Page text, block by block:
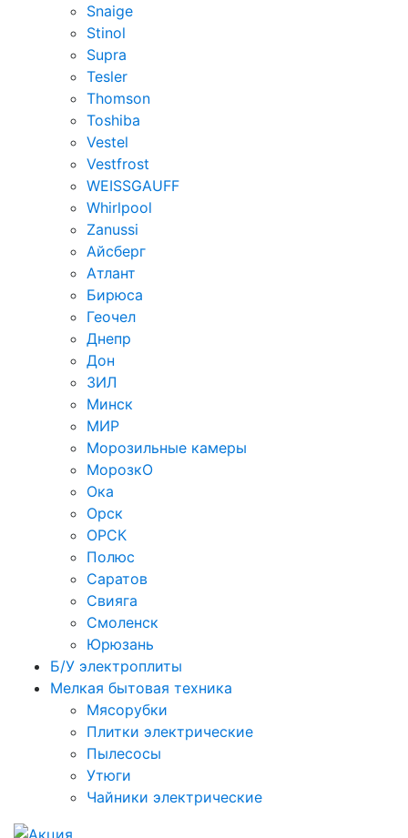
Snaige
Stinol
Supra
Tesler
Thomson
Toshiba
Vestel
Vestfrost
WEISSGAUFF
Whirlpool
Zanussi
Айсберг
Атлант
Бирюса
Геочел
Днепр
Дон
ЗИЛ
Минск
МИР
Морозильные камеры
МорозкО
Ока
Орск
ОРСК
Полюс
Саратов
Свияга
Смоленск
Юрюзань
Б/У электроплиты
Мелкая бытовая техника
Мясорубки
Плитки электрические
Пылесосы
Утюги
Чайники электрические